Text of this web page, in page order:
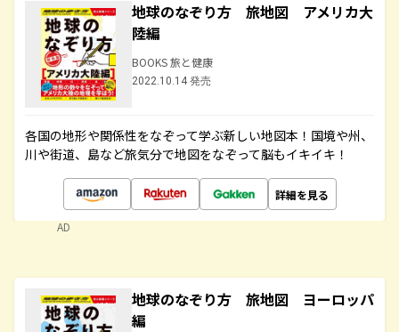
地球のなぞり方 旅地図 アメリカ大
陸編
BOOKS 旅と健康
2022.10.14 発売
各国の地形や関係性をなぞって学ぶ新しい地図本！国境や州、
川や街道、島など旅気分で地図をなぞって脳もイキイキ！
詳細を見る
AD
地球のなぞり方 旅地図 ヨーロッパ
編